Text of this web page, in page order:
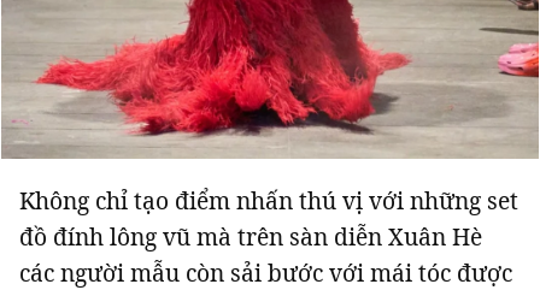
Không chỉ tạo điểm nhấn thú vị với những set
đồ đính lông vũ mà trên sàn diễn Xuân Hè
các người mẫu còn sải bước với mái tóc được